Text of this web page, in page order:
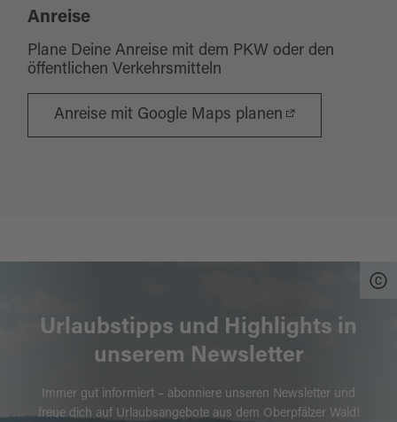
Anreise
Plane Deine Anreise mit dem PKW oder den
öffentlichen Verkehrsmitteln
Anreise mit Google Maps planen
Urlaubstipps und Highlights in
unserem Newsletter
Immer gut informiert – abonniere unseren Newsletter und
freue dich auf Urlaubsangebote aus dem Oberpfälzer Wald!